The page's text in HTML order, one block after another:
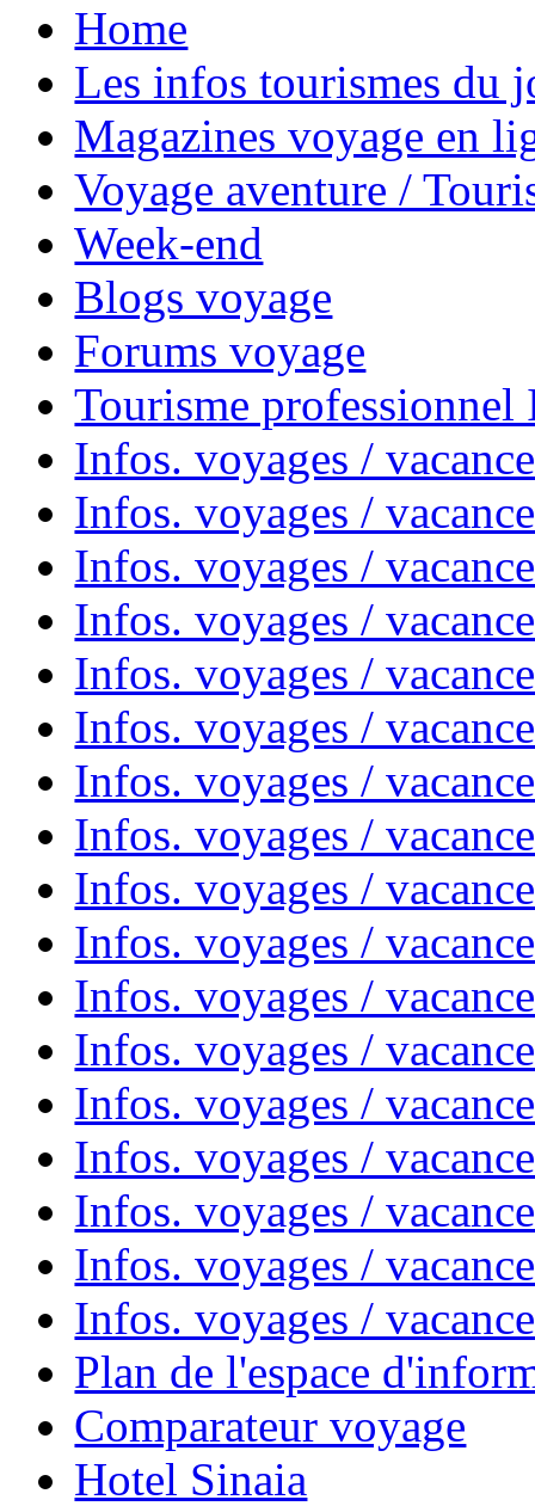
Home
Les infos tourismes du
Magazines voyage en
Voyage aventure /
Week-end
Blogs voyage
Forums voyage
Tourisme
Infos. voyages /
Infos. voyages /
Infos. voyages /
Infos. voyages /
Infos. voyages /
Infos. voyages /
Infos. voyages /
Infos. voyages /
Infos. voyages /
Infos. voyages /
Infos. voyages /
Infos. voyages /
Infos. voyages /
Infos. voyages /
Infos. voyages /
Infos. voyages /
Infos. voyages /
Plan de l'espace
Comparateur voyage
Hotel Sinaia